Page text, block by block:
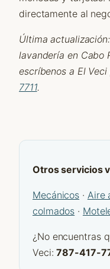
directamente al
Última
lavandería en Cabo
escríbenos a El
7711.
Otros servicios
Mecánicos · Aire
colmados ·
¿No encuentras
Veci:787-417-